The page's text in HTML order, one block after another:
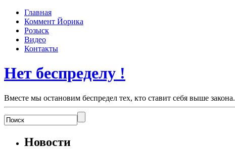
Главная
Коммент Йорика
Розыск
Видео
Контакты
Нет беспределу !
Вместе мы остановим беспредел тех, кто ставит себя выше закона.
Новости